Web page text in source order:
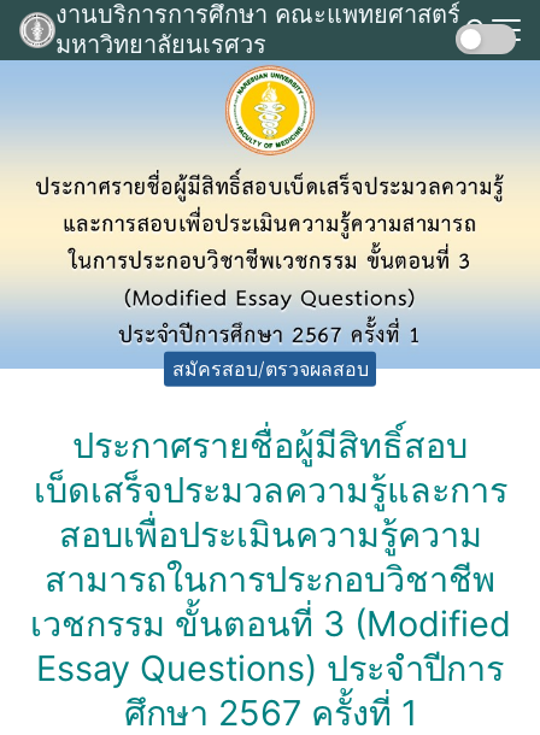
Skip
งานบริการการศึกษา คณะแพทยศาสตร์
มหาวิทยาลัยนเรศวร
สมัครสอบ/ตรวจผลสอบ
ประกาศรายชื่อผู้มีสิทธิ์สอบ
เบ็ดเสร็จประมวลความรู้และการ
สอบเพื่อประเมินความรู้ความ
สามารถในการประกอบวิชาชีพ
เวชกรรม ขั้นตอนที่ 3 (Modified
Essay Questions) ประจำปีการ
ศึกษา 2567 ครั้งที่ 1